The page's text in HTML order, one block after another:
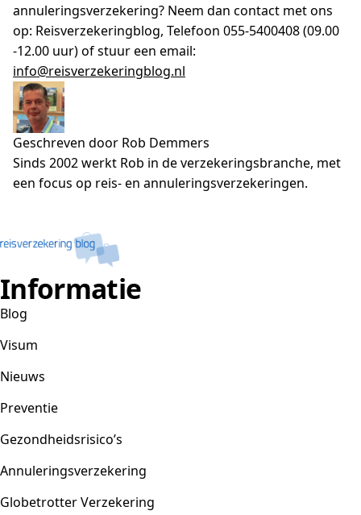
annuleringsverzekering? Neem dan contact met ons
op: Reisverzekeringblog, Telefoon 055-5400408 (09.00
-12.00 uur) of stuur een email:
info@reisverzekeringblog.nl
Geschreven door Rob Demmers
Sinds 2002 werkt Rob in de verzekeringsbranche, met
een focus op reis- en annuleringsverzekeringen.
Informatie
Blog
Visum
Nieuws
Preventie
Gezondheidsrisico’s
Annuleringsverzekering
Globetrotter Verzekering